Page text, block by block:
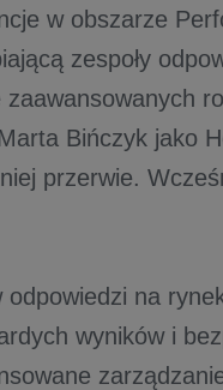
w obszarze
zespoły
Bińczyk jako
przerwie.
na
wyników i